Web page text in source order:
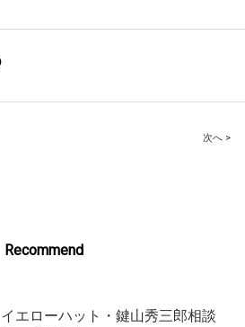
次へ >
Recommend
イエローハット・鍵山秀三郎相談